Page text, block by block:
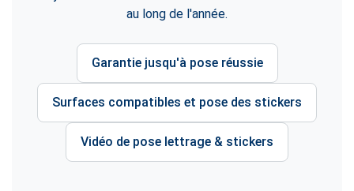
au long de l'année.
Garantie jusqu'à pose réussie
Surfaces compatibles et pose des stickers
Vidéo de pose lettrage & stickers